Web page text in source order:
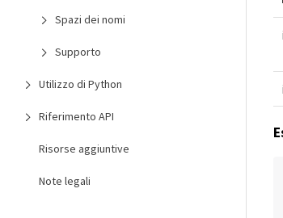
Spazi dei nomi
Supporto
Utilizzo di Python
Riferimento API
Risorse aggiuntive
Note legali